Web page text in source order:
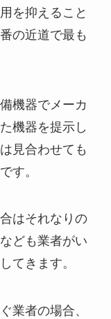
を抑えること
の近道で最も
機器でメーカ
機器を提示し
見合わせても
す。
はそれなりの
ども業者がい
てきます。
業者の場合、